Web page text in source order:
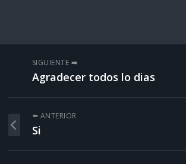
SIGUIENTE ➡️
Agradecer todos lo dias
⬅️ ANTERIOR
Si